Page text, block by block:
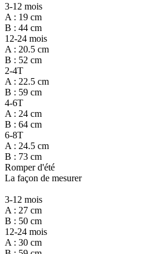
3-12 mois
A : 19 cm
B : 44 cm
12-24 mois
A : 20.5 cm
B : 52 cm
2-4T
A : 22.5 cm
B : 59 cm
4-6T
A : 24 cm
B : 64 cm
6-8T
A : 24.5 cm
B : 73 cm
Romper d'été
La façon de mesurer
3-12 mois
A : 27 cm
B : 50 cm
12-24 mois
A : 30 cm